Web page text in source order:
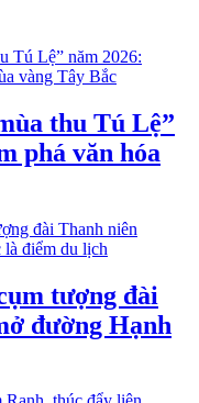
thu Tú Lệ”
phá văn hóa
tượng đài
đường Hạnh